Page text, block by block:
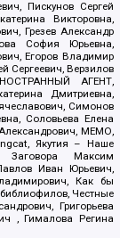
Пискунов Сергей
Викторовна,
Грезев Александр
София Юрьевна,
Егоров Владимир
Сергеевич, Верзилов
АГЕНТ,
Дмитриевна,
Симонов
Соловьева Елена
МЕМО,
Якутия – Наше
Максим
Иван Юрьевич,
Как бы
Честные
Григорьева
, Гималова Регина